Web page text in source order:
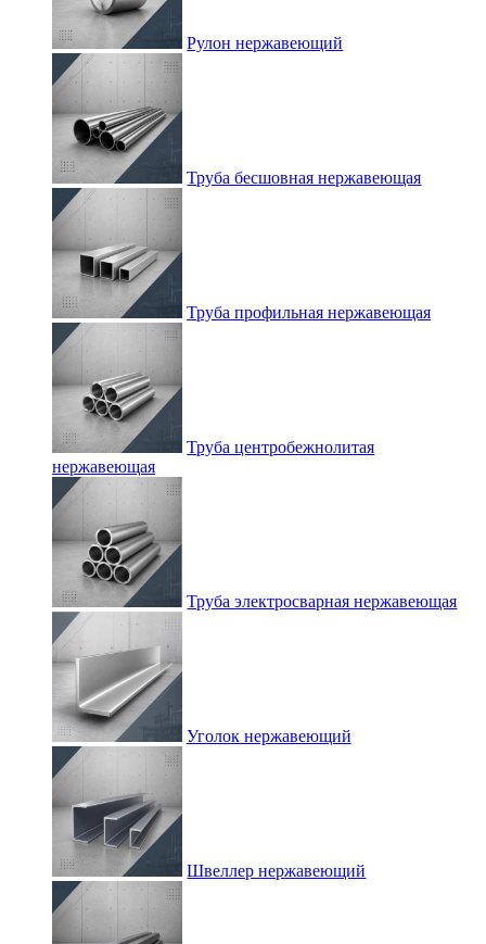
Рулон нержавеющий
Труба бесшовная нержавеющая
Труба профильная нержавеющая
Труба центробежнолитая
нержавеющая
Труба электросварная нержавеющая
Уголок нержавеющий
Швеллер нержавеющий